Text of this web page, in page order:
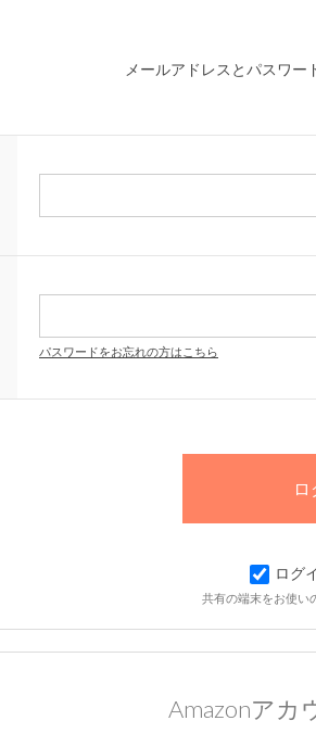
メールアドレスとパスワー
パスワードをお忘れの方はこちら
ログ
共有の端末をお使い
Amazonアカ